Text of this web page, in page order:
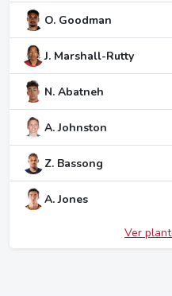
O. Goodman
J. Marshall-Rutty
N. Abatneh
A. Johnston
Z. Bassong
A. Jones
Ver